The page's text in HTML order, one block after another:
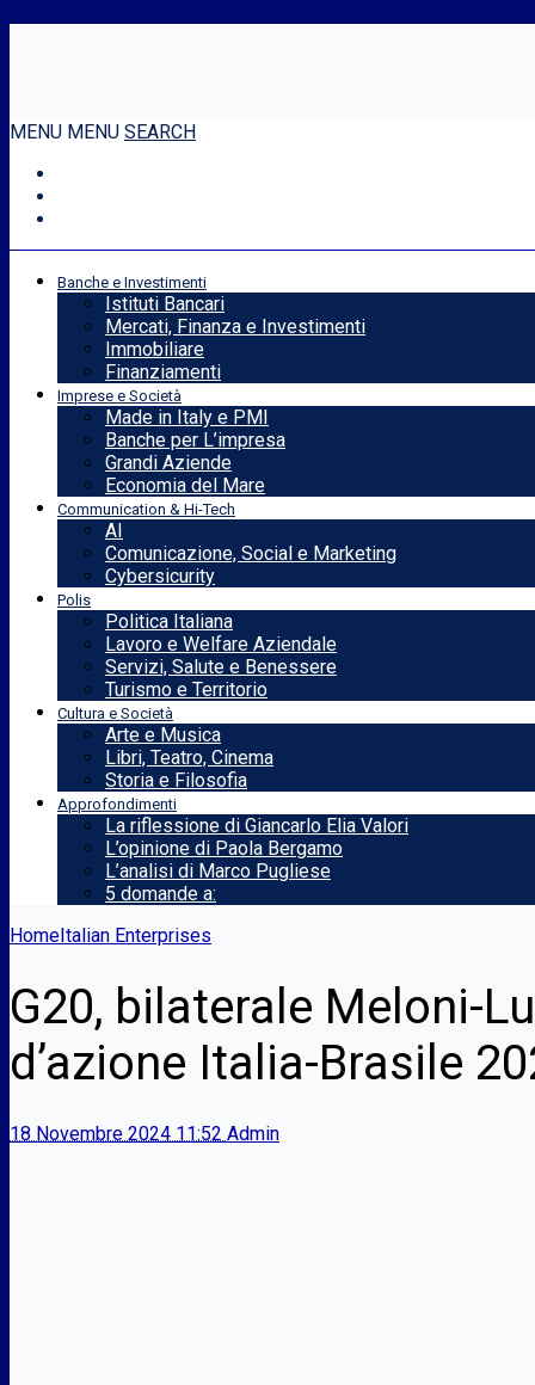
MENU MENU SEARCH
Banche e Investimenti
Istituti Bancari
Mercati, Finanza e Investimenti
Immobiliare
Finanziamenti
Imprese e Società
Made in Italy e PMI
Banche per L’impresa
Grandi Aziende
Economia del Mare
Communication & Hi-Tech
AI
Comunicazione, Social e Marketing
Cybersicurity
Polis
Politica Italiana
Lavoro e Welfare Aziendale
Servizi, Salute e Benessere
Turismo e Territorio
Cultura e Società
Arte e Musica
Libri, Teatro, Cinema
Storia e Filosofia
Approfondimenti
La riflessione di Giancarlo Elia Valori
L’opinione di Paola Bergamo
L’analisi di Marco Pugliese
5 domande a:
HomeItalian Enterprises
G20, bilaterale Meloni-
d’azione Italia-Brasile
18 Novembre 2024 11:52 Admin